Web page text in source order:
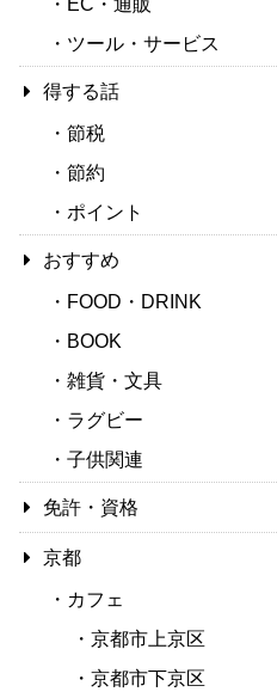
ツール・サービス
得する話
節税
節約
ポイント
おすすめ
FOOD・DRINK
BOOK
雑貨・文具
ラグビー
子供関連
免許・資格
京都
カフェ
京都市上京区
京都市下京区